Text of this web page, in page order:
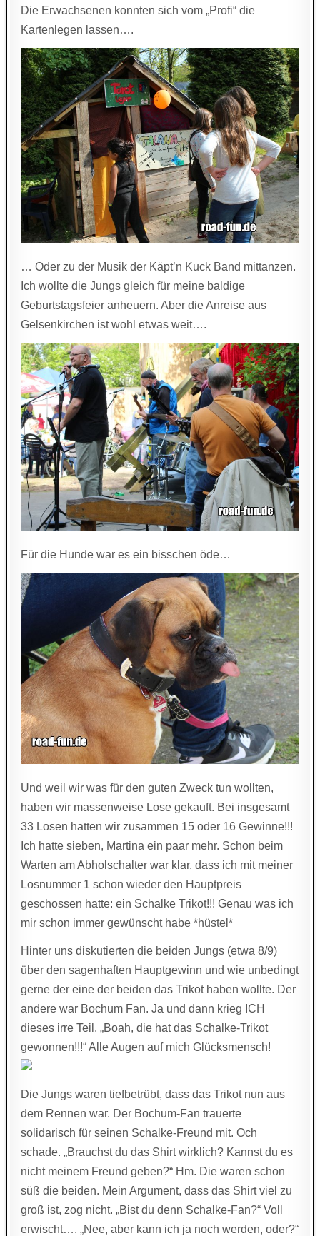
Die Erwachsenen konnten sich vom „Profi“ die
Kartenlegen lassen….
… Oder zu der Musik der Käpt’n Kuck Band mittanzen.
Ich wollte die Jungs gleich für meine baldige
Geburtstagsfeier anheuern. Aber die Anreise aus
Gelsenkirchen ist wohl etwas weit….
Für die Hunde war es ein bisschen öde…
Und weil wir was für den guten Zweck tun wollten,
haben wir massenweise Lose gekauft. Bei insgesamt
33 Losen hatten wir zusammen 15 oder 16 Gewinne!!!
Ich hatte sieben, Martina ein paar mehr. Schon beim
Warten am Abholschalter war klar, dass ich mit meiner
Losnummer 1 schon wieder den Hauptpreis
geschossen hatte: ein Schalke Trikot!!! Genau was ich
mir schon immer gewünscht habe *hüstel*
Hinter uns diskutierten die beiden Jungs (etwa 8/9)
über den sagenhaften Hauptgewinn und wie unbedingt
gerne der eine der beiden das Trikot haben wollte. Der
andere war Bochum Fan. Ja und dann krieg ICH
dieses irre Teil. „Boah, die hat das Schalke-Trikot
gewonnen!!!“ Alle Augen auf mich Glücksmensch!
Die Jungs waren tiefbetrübt, dass das Trikot nun aus
dem Rennen war. Der Bochum-Fan trauerte
solidarisch für seinen Schalke-Freund mit. Och
schade. „Brauchst du das Shirt wirklich? Kannst du es
nicht meinem Freund geben?“ Hm. Die waren schon
süß die beiden. Mein Argument, dass das Shirt viel zu
groß ist, zog nicht. „Bist du denn Schalke-Fan?“ Voll
erwischt…. „Nee, aber kann ich ja noch werden, oder?“